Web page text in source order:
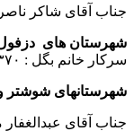
جناب آقای شاکر ناصری:
شهرستان های
سرکار خانم بگل : ۰۹۳۵۹۹۰۷۳۷۰
شهرستانهای شوشتر
جناب آقای عبدالغفار مطوف :